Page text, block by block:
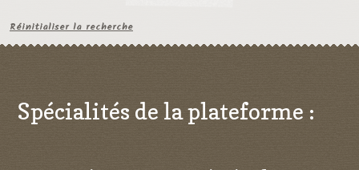
Réinitialiser la recherche
Spécialités de la plateforme :